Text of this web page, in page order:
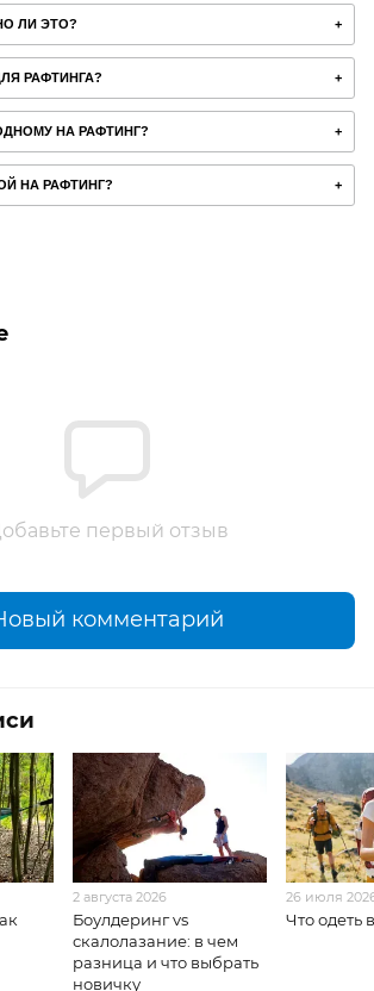
ЛИ ЭТО?
РАФТИНГА?
НА РАФТИНГ?
НА РАФТИНГ?
первый отзыв
комментарий
2 августа 2026
Боулдеринг vs
скалолазание: в чем
разница и что выбрать
новичку
26 июля
Что одеть